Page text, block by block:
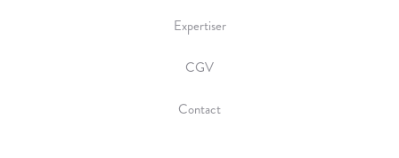
Expertiser
CGV
Contact